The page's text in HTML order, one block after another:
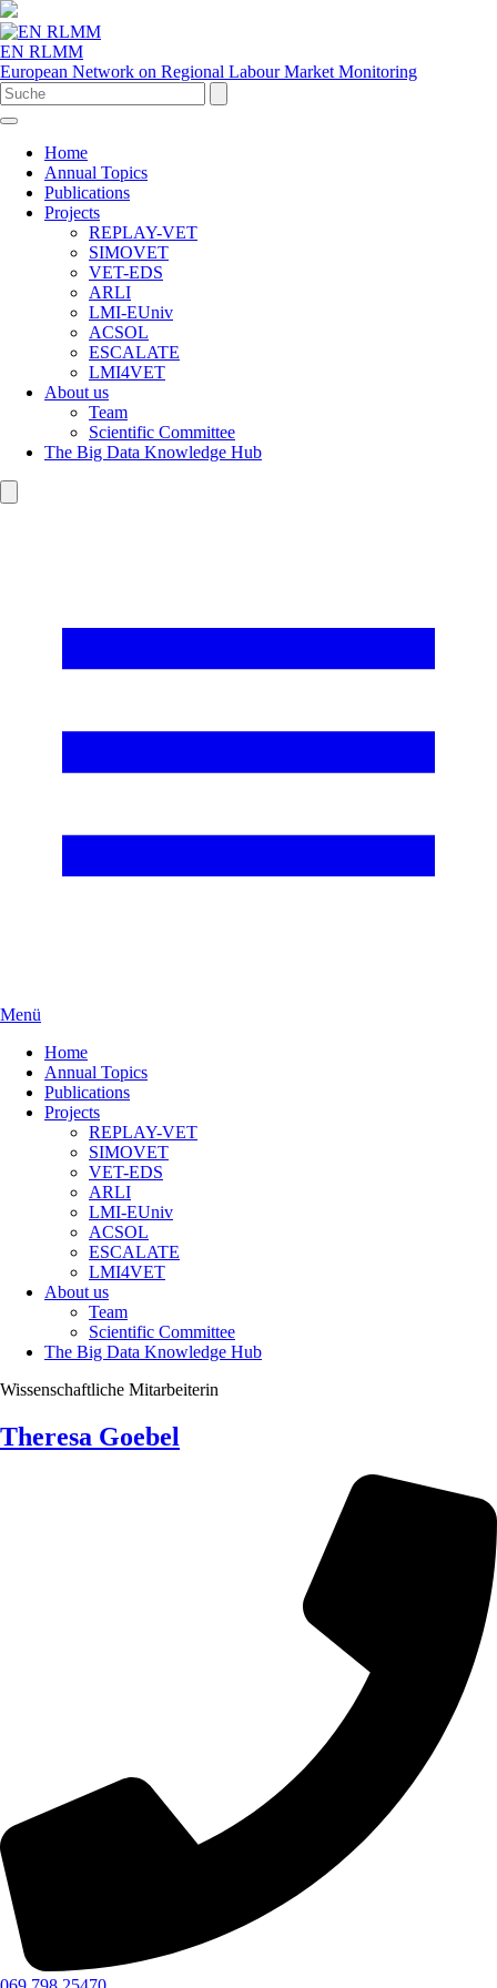
EN RLMM
European Network on Regional Labour Market Monitoring
Home
Annual Topics
Publications
Projects
REPLAY-VET
SIMOVET
VET-EDS
ARLI
LMI-EUniv
ACSOL
ESCALATE
LMI4VET
About us
Team
Scientific Committee
The Big Data Knowledge Hub
Menü
Home
Annual Topics
Publications
Projects
REPLAY-VET
SIMOVET
VET-EDS
ARLI
LMI-EUniv
ACSOL
ESCALATE
LMI4VET
About us
Team
Scientific Committee
The Big Data Knowledge Hub
Wissenschaftliche Mitarbeiterin
Theresa Goebel